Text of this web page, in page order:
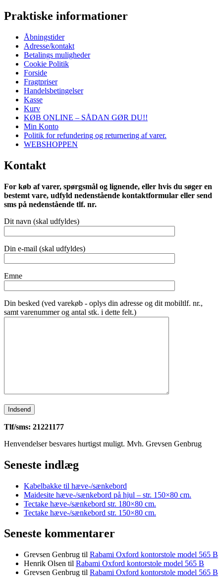
Praktiske informationer
Åbningstider
Adresse/kontakt
Betalings muligheder
Cookie Politik
Forside
Fragtpriser
Handelsbetingelser
Kasse
Kurv
KØB ONLINE – SÅDAN GØR DU!!
Min Konto
Politik for refundering og returnering af varer.
WEBSHOPPEN
Kontakt
For køb af varer, spørgsmål og lignende, eller hvis du søger en
bestemt vare, udfyld nedenstående kontaktformular eller send
sms på nedenstående tlf. nr.
Dit navn (skal udfyldes)
Din e-mail (skal udfyldes)
Emne
Din besked (ved varekøb - oplys din adresse og dit mobiltlf. nr.,
samt varenummer og antal stk. i dette felt.)
Tlf/sms: 21221177
Henvendelser besvares hurtigst muligt. Mvh. Grevsen Genbrug
Seneste indlæg
Kabelbakke til hæve-/sænkebord
Maidesite hæve-/sænkebord på hjul – str. 150×80 cm.
Tectake hæve-/sænkebord str. 180×80 cm.
Tectake hæve-/sænkebord str. 150×80 cm.
Seneste kommentarer
Grevsen Genbrug til Rabami Oxford kontorstole model 565 B
Henrik Olsen til Rabami Oxford kontorstole model 565 B
Grevsen Genbrug til Rabami Oxford kontorstole model 565 B